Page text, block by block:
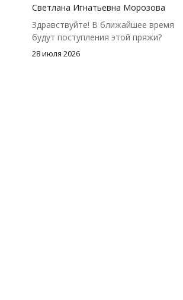
чуть-чуть не хватило))
Светлана Игнатьевна Морозова
Здравствуйте! В ближайшее время
будут поступления этой пряжи?
28 июля 2026